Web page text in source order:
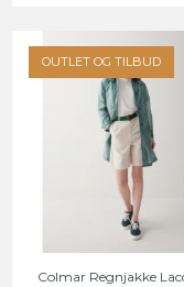
OUTLET OG TILBUD
Colmar Regnjakke